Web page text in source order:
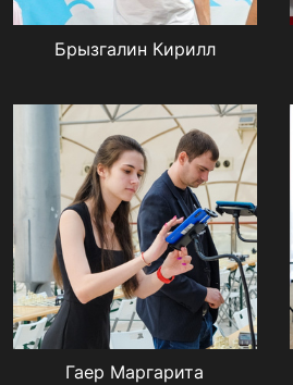
Брызгалин Кирилл
Гаер Маргарита